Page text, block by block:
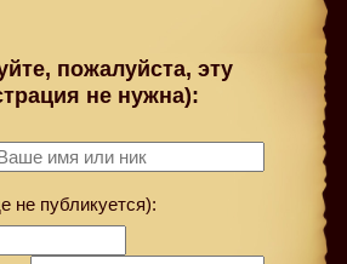
пожалуйста, эту
не нужна):
не публикуется):